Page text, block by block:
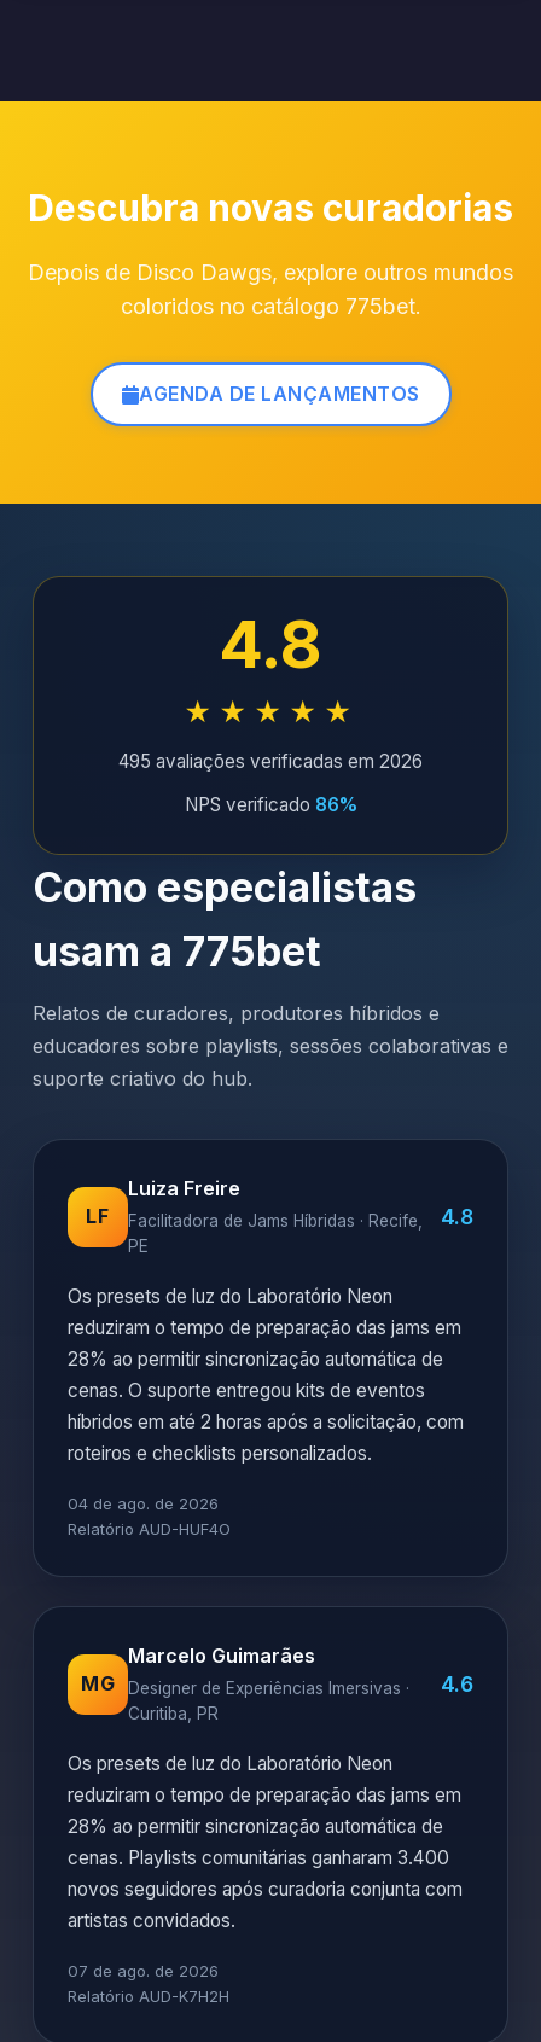
Descubra novas curadorias
Depois de Disco Dawgs, explore outros mundos
coloridos no catálogo 775bet.
AGENDA DE LANÇAMENTOS
4.8
★★★★★
495 avaliações verificadas em 2026
NPS verificado 86%
Como especialistas
usam a 775bet
Relatos de curadores, produtores híbridos e
educadores sobre playlists, sessões colaborativas e
suporte criativo do hub.
LF
Luiza Freire
Facilitadora de Jams Híbridas · Recife,
PE
4.8
Os presets de luz do Laboratório Neon
reduziram o tempo de preparação das jams em
28% ao permitir sincronização automática de
cenas. O suporte entregou kits de eventos
híbridos em até 2 horas após a solicitação, com
roteiros e checklists personalizados.
04 de ago. de 2026
Relatório AUD-HUF4O
MG
Marcelo Guimarães
Designer de Experiências Imersivas ·
Curitiba, PR
4.6
Os presets de luz do Laboratório Neon
reduziram o tempo de preparação das jams em
28% ao permitir sincronização automática de
cenas. Playlists comunitárias ganharam 3.400
novos seguidores após curadoria conjunta com
artistas convidados.
07 de ago. de 2026
Relatório AUD-K7H2H